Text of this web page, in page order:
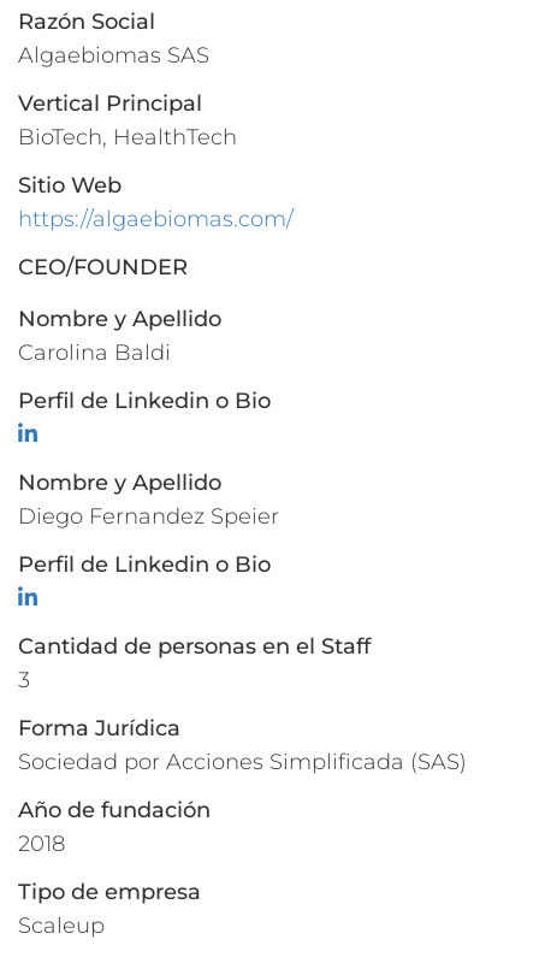
Razón Social
Algaebiomas SAS
Vertical Principal
BioTech, HealthTech
Sitio Web
https://algaebiomas.com/
CEO/FOUNDER
Nombre y Apellido
Carolina Baldi
Perfil de Linkedin o Bio
LinkedIn
Nombre y Apellido
Diego Fernandez Speier
Perfil de Linkedin o Bio
LinkedIn
Cantidad de personas en el Staff
3
Forma Jurídica
Sociedad por Acciones Simplificada (SAS)
Año de fundación
2018
Tipo de empresa
Scaleup